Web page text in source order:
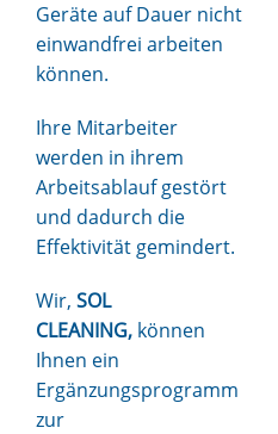
Geräte auf Dauer nicht
einwandfrei arbeiten
können.
Ihre Mitarbeiter
werden in ihrem
Arbeitsablauf gestört
und dadurch die
Effektivität gemindert.
Wir, SOL
CLEANING,können
Ihnen ein
Ergänzungsprogramm
zur